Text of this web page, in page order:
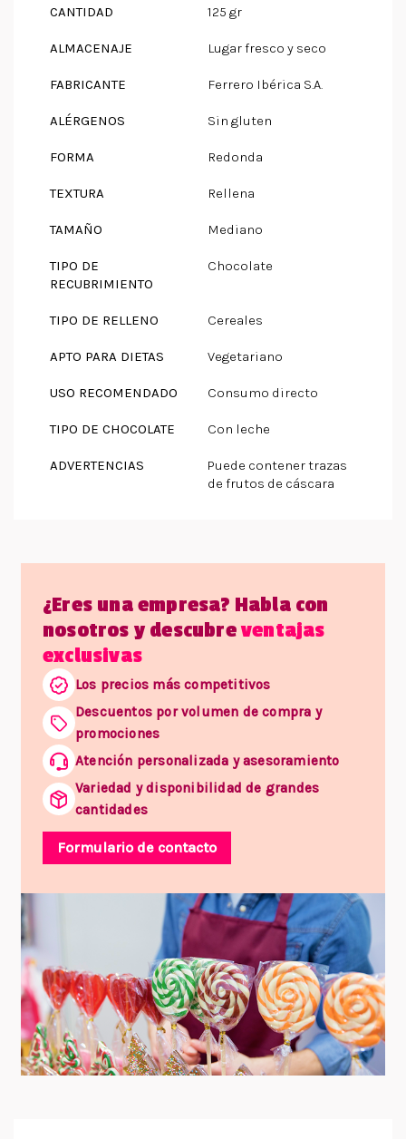
CANTIDAD 125 gr
ALMACENAJE Lugar fresco y seco
FABRICANTE Ferrero Ibérica S.A.
ALÉRGENOS Sin gluten
FORMA Redonda
TEXTURA Rellena
TAMAÑO Mediano
TIPO DE
RECUBRIMIENTO
Chocolate
TIPO DE RELLENO Cereales
APTO PARA DIETAS Vegetariano
USO RECOMENDADO Consumo directo
TIPO DE CHOCOLATE Con leche
ADVERTENCIAS
Puede contener trazas
de frutos de cáscara
¿Eres una empresa? Habla con
nosotros y descubreventajas
exclusivas
Los precios más competitivos
Descuentos por volumen de compra y
promociones
Atención personalizada y asesoramiento
Variedad y disponibilidad de grandes
cantidades
Formulario de contacto